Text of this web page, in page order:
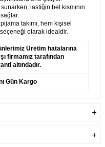
lastiğin bel kısmının
takımı, hem kişisel
olarak idealdir.
Üretim hatalarına
firmamız tarafından
altındadır.
Gün Kargo